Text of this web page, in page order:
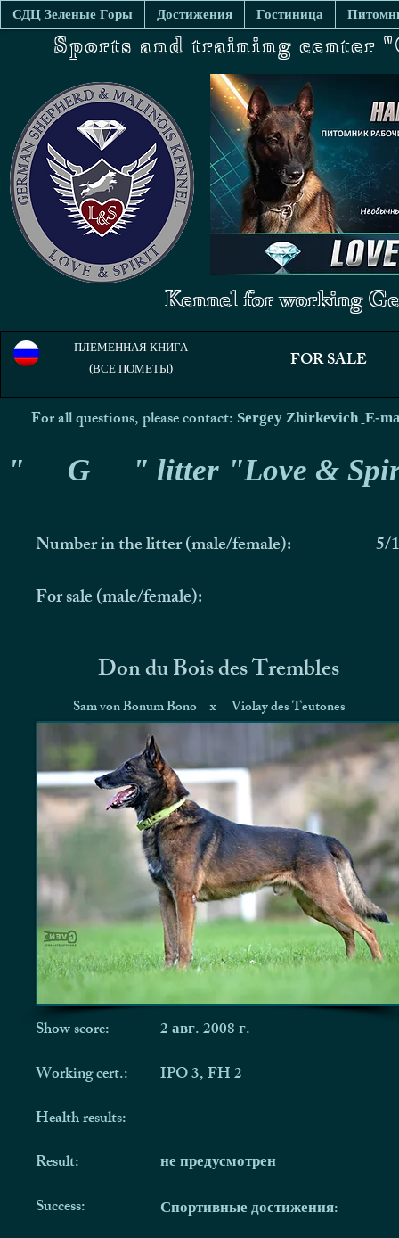
СДЦ Зеленые Горы Достижения Гостиница
Sports and training center
Kennel for working
ПЛЕМЕННАЯ КНИГА
(ВСЕ ПОМЕТЫ)
FOR SALE
For all questions, please contact: Sergey Zhirkevich E-
" G " litter "Love &
Number in the litter (male/female):
For sale (male/female):
5/1
Don du Bois des Trembles
Sam von Bonum Bono Violay des Teutones
x
Show score:
Working cert.:
Health results:
Result:
Success:
2 авг. 2008 г.
IPO 3, FH 2
не предусмотрен
Спортивные достижения:​